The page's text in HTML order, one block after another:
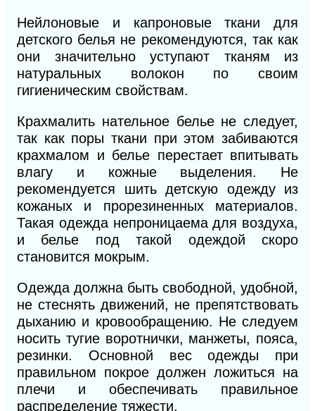
Нейлоновые и капроновые ткани для
детского белья не рекомендуются, так как
они значительно уступают тканям из
натуральных волокон по своим
гигиеническим свойствам.
Крахмалить нательное белье не следует,
так как поры ткани при этом забиваются
крахмалом и белье перестает впитывать
влагу и кожные выделения. Не
рекомендуется шить детскую одежду из
кожаных и прорезиненных материалов.
Такая одежда непроницаема для воздуха,
и белье под такой одеждой скоро
становится мокрым.
Одежда должна быть свободной, удобной,
не стеснять движений, не препятствовать
дыханию и кровообращению. Не следуем
носить тугие воротнички, манжеты, пояса,
резинки. Основной вес одежды при
правильном покрое должен ложиться на
плечи и обеспечивать правильное
распределение тяжести.